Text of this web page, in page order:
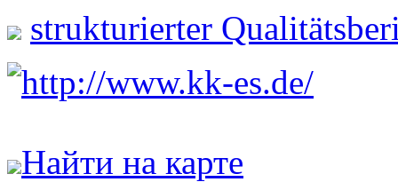
strukturierter
http://www.kk-es.de/
Найти на карте